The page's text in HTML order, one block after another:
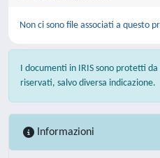
Non ci sono file associati a questo
I documenti in IRIS sono protetti
riservati, salvo diversa indicazione.
Informazioni